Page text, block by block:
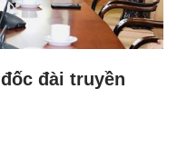
đài truyền